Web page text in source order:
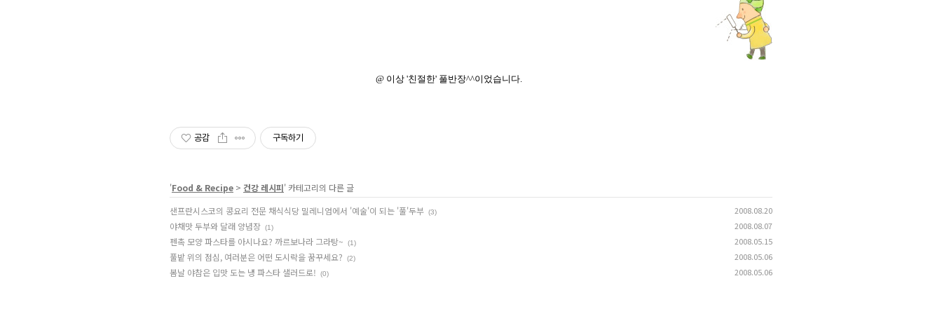
@ 이상 '친절한' 풀반장^^이었습니다.
공감 구독하기
'Food & Recipe > 건강 레시피' 카테고리의 다른 글
샌프란시스코의 콩요리 전문 채식식당 밀레니엄에서 '예술'이 되는 '풀'두부 (3) 2008.08.20
야채맛 두부와 달래 양념장 (1) 2008.08.07
펜촉 모양 파스타를 아시나요? 까르보나라 그라탕~ (1) 2008.05.15
풀밭 위의 점심, 여러분은 어떤 도시락을 꿈꾸세요? (2) 2008.05.06
봄날 야참은 입맛 도는 냉 파스타 샐러드로! (0) 2008.05.06